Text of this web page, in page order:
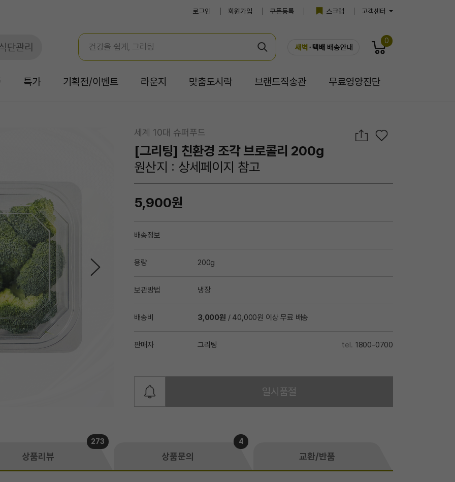
로그인 회원가입 쿠폰등록 스크랩 고객센터
단관리
0
특가 기획전/이벤트 라운지 맞춤도시락 브랜드직송관 무료영양진단
세계 10대 슈퍼푸드
[그리팅] 친환경 조각 브로콜리 200g
원산지 : 상세페이지 참고
5,900원
배송정보
용량 200g
보관방법 냉장
배송비 3,000원 / 40,000원 이상 무료 배송
판매자 그리팅 1800-0700
일시품절
상품리뷰
273
상품문의
4
교환/반품